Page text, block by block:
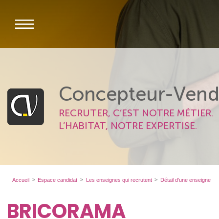
Concepteur-
RECRUTER, C’EST NOTRE MÉTIER.
L’HABITAT, NOTRE EXPERTISE.
Accueil Espace candidat Les enseignes qui recrutent Détail d'une enseigne
BRICORAMA